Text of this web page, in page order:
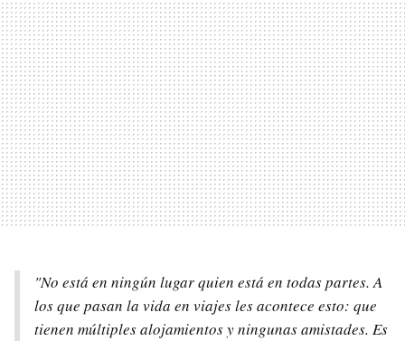
"No está en ningún lugar quien está en todas partes. A
los que pasan la vida en viajes les acontece esto: que
tienen múltiples alojamientos y ningunas amistades. Es